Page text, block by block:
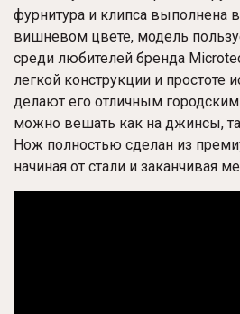
фурнитура и клипса выполнена
вишневом цвете, модель
среди любителей бренда
легкой конструкции и простоте
делают его отличным
можно вешать как на джинсы,
Нож полностью сделан из
начиная от стали и заканчивая